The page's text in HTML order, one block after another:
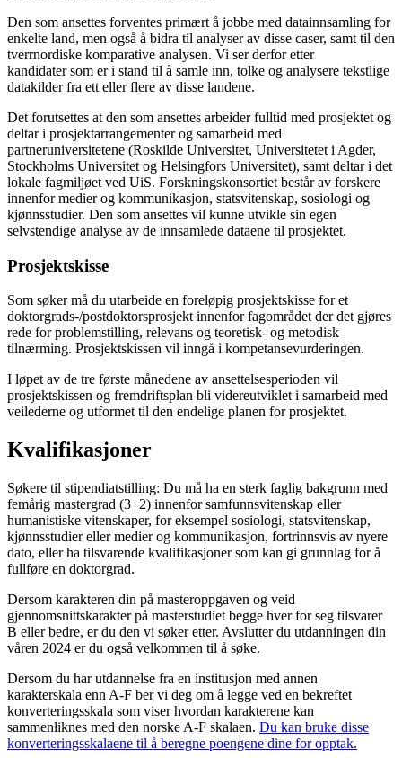
Den som ansettes forventes primært å jobbe med datainnsamling for
enkelte land, men også å bidra til analyser av disse caser, samt til den
tverrnordiske komparative analysen. Vi ser derfor etter
kandidater som er i stand til å samle inn, tolke og analysere tekstlige
datakilder fra ett eller flere av disse landene.
Det forutsettes at den som ansettes arbeider fulltid med prosjektet og
deltar i prosjektarrangementer og samarbeid med
partneruniversitetene (Roskilde Universitet, Universitetet i Agder,
Stockholms Universitet og Helsingfors Universitet), samt deltar i det
lokale fagmiljøet ved UiS. Forskningskonsortiet består av forskere
innenfor medier og kommunikasjon, statsvitenskap, sosiologi og
kjønnsstudier. Den som ansettes vil kunne utvikle sin egen
selvstendige analyse av de innsamlede dataene til prosjektet.
Prosjektskisse
Som søker må du utarbeide en foreløpig prosjektskisse for et
doktorgrads-/postdoktorsprosjekt innenfor fagområdet der det gjøres
rede for problemstilling, relevans og teoretisk- og metodisk
tilnærming. Prosjektskissen vil inngå i kompetansevurderingen.
I løpet av de tre første månedene av ansettelsesperioden vil
prosjektskissen og fremdriftsplan bli videreutviklet i samarbeid med
veilederne og utformet til den endelige planen for prosjektet.
Kvalifikasjoner
Søkere til stipendiatstilling: Du må ha en sterk faglig bakgrunn med
femårig mastergrad (3+2) innenfor samfunnsvitenskap eller
humanistiske vitenskaper, for eksempel sosiologi, statsvitenskap,
kjønnsstudier eller medier og kommunikasjon, fortrinnsvis av nyere
dato, eller ha tilsvarende kvalifikasjoner som kan gi grunnlag for å
fullføre en doktorgrad.
Dersom karakteren din på masteroppgaven og veid
gjennomsnittskarakter på masterstudiet begge hver for seg tilsvarer
B eller bedre, er du den vi søker etter. Avslutter du utdanningen din
våren 2024 er du også velkommen til å søke.
Dersom du har utdannelse fra en institusjon med annen
karakterskala enn A-F ber vi deg om å legge ved en bekreftet
konverteringsskala som viser hvordan karakterene kan
sammenliknes med den norske A-F skalaen. Du kan bruke disse
konverteringsskalaene til å beregne poengene dine for opptak.